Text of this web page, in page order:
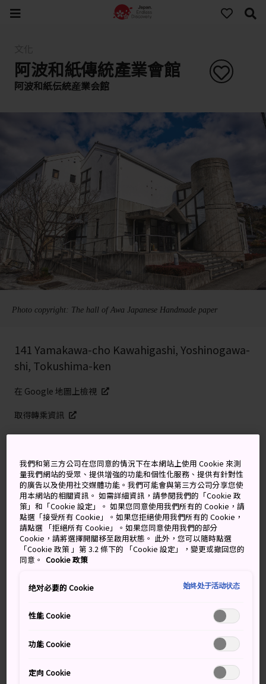
阿波和紙傳統產業會館
阿波和紙伝統産業会館
Photo copyright: The hall of Awa Japanese Handmade paper
141 Yamakawa-cho Kawahigashi, Yoshinogawa-
shi, Tokushima-ken
在 Google 地圖上檢視
取得轉乘資訊
關鍵字 地圖
瞭解傳統和紙的製作過程
這間實踐型會館不僅可以讓你瞭解德島傳統手工紙的製作
方法，還提供工作坊供你親自製作。
我們和第三方公司在您同意的情況下在本網站上使用 Cookie 來測
量我們網站的受眾、提供增強的功能和個性化服務、提供有針對性
的廣告以及使用社交媒體功能。我們可能會與第三方公司分享您使
用本網站的相關資訊。 如需詳細資訊，請參閱我們的「Cookie 政
策」和「Cookie 設定」。 如果您同意使用我們所有的 Cookie，請
點選「接受所有 Cookie」。如果您拒絕使用我們所有的 Cookie，
請點選 「拒絕所有 Cookie」。如果您同意使用我們的部分
Cookie，請將選擇開關移至啟用狀態。 此外，您可以隨時點選
「Cookie 政策 」第 3.2 條下的 「Cookie 設定」，變更或撤回您的
同意。 Cookie 政策
绝对必要的 Cookie 始终处于活动状态
性能 Cookie
功能 Cookie
定向 Cookie